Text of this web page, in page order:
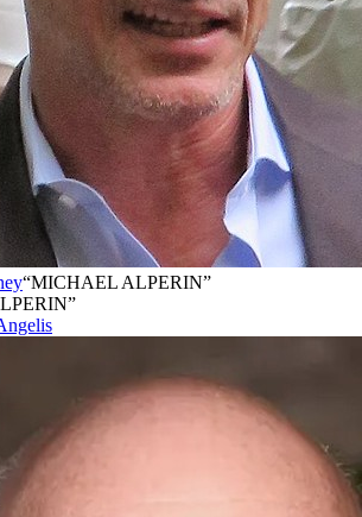
“MICHAEL ALPERIN”